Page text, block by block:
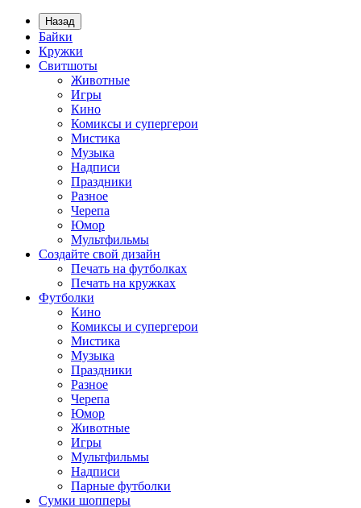
Назад
Байки
Кружки
Свитшоты
Животные
Игры
Кино
Комиксы и супергерои
Мистика
Музыка
Надписи
Праздники
Разное
Черепа
Юмор
Мультфильмы
Создайте свой дизайн
Печать на футболках
Печать на кружках
Футболки
Кино
Комиксы и супергерои
Мистика
Музыка
Праздники
Разное
Черепа
Юмор
Животные
Игры
Мультфильмы
Надписи
Парные футболки
Сумки шопперы